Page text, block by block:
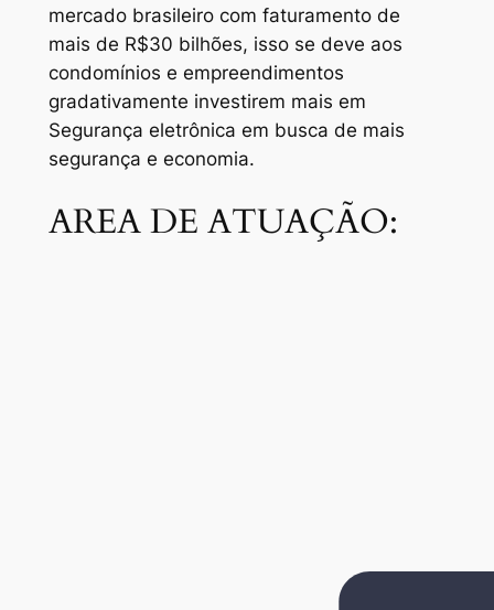
mercado brasileiro com faturamento de
mais de R$30 bilhões, isso se deve aos
condomínios e empreendimentos
gradativamente investirem mais em
Segurança eletrônica em busca de mais
segurança e economia.
AREA DE ATUAÇÃO: